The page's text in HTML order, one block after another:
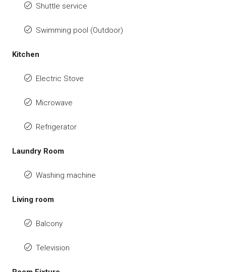
Shuttle service
Swimming pool (Outdoor)
Kitchen
Electric Stove
Microwave
Refrigerator
Laundry Room
Washing machine
Living room
Balcony
Television